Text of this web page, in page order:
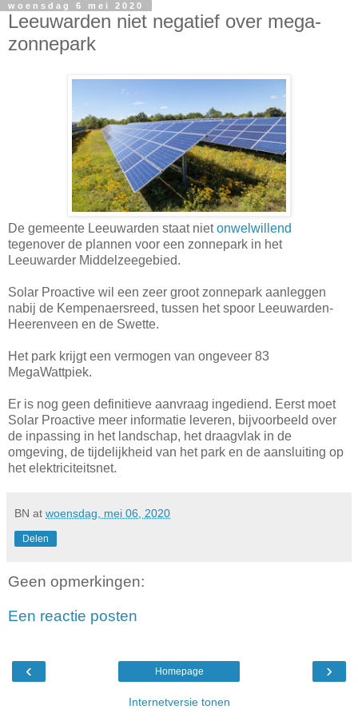
woensdag 6 mei 2020
Leeuwarden niet negatief over mega-
zonnepark
De gemeente Leeuwarden staat nietonwelwillend
tegenover de plannen voor een zonnepark in het
Leeuwarder Middelzeegebied.
Solar Proactive wil een zeer groot zonnepark aanleggen
nabij de Kempenaersreed, tussen het spoor Leeuwarden-
Heerenveen en de Swette.
Het park krijgt een vermogen van ongeveer 83
MegaWattpiek.
Er is nog geen definitieve aanvraag ingediend. Eerst moet
Solar Proactive meer informatie leveren, bijvoorbeeld over
de inpassing in het landschap, het draagvlak in de
omgeving, de tijdelijkheid van het park en de aansluiting op
het elektriciteitsnet.
BN at woensdag, mei 06, 2020
Delen
Geen opmerkingen:
Een reactie posten
‹ ›
Homepage
Internetversie tonen